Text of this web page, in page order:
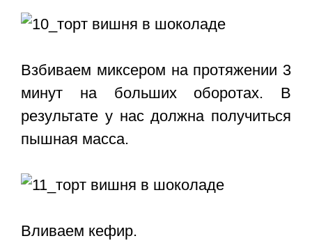
Взбиваем миксером на протяжении 3
минут на больших оборотах. В
результате у нас должна получиться
пышная масса.
Вливаем кефир.